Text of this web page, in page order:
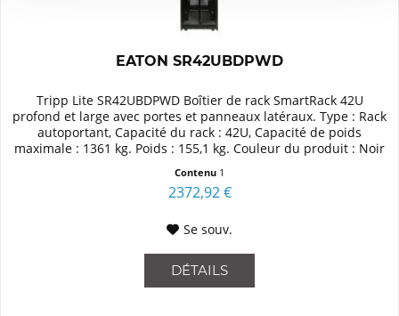
EATON SR42UBDPWD
Tripp Lite SR42UBDPWD Boîtier de rack SmartRack 42U
profond et large avec portes et panneaux latéraux. Type : Rack
autoportant, Capacité du rack : 42U, Capacité de poids
maximale : 1361 kg. Poids : 155,1 kg. Couleur du produit : Noir
Contenu 1
2372,92 €
Se souv.
DÉTAILS